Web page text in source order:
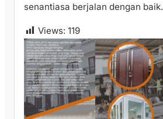
senantiasa berjalan dengan baik.
Views: 119